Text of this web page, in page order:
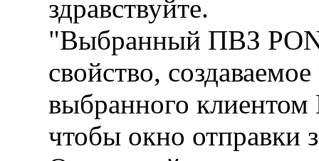
здравствуйте.
"Выбранный ПВЗ
свойство,
выбранного
чтобы окно отправки